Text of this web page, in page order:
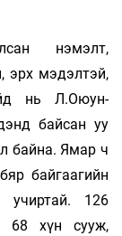
нэмэлт,
эрх мэдэлтэй,
нь Л.Оюун-
байсан уу
байна. Ямар ч
байгаагийн
учиртай. 126
68 хүн сууж,